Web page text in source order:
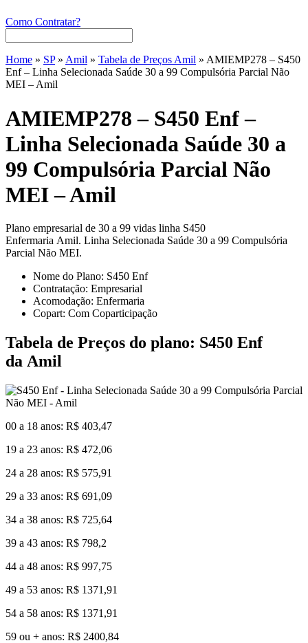
Como Contratar?
Home » SP» Amil » Tabela de Preços Amil » AMIEMP278 – S450
Enf – Linha Selecionada Saúde 30 a 99 Compulsória Parcial Não
MEI – Amil
AMIEMP278 – S450 Enf –
Linha Selecionada Saúde 30 a
99 Compulsória Parcial Não
MEI – Amil
Plano empresarial de 30 a 99 vidas linha S450
Enfermaria Amil. Linha Selecionada Saúde 30 a 99 Compulsória
Parcial Não MEI.
Nome do Plano: S450 Enf
Contratação: Empresarial
Acomodação: Enfermaria
Copart: Com Coparticipação
Tabela de Preços do plano: S450 Enf
da Amil
00 a 18 anos: R$ 403,47
19 a 23 anos: R$ 472,06
24 a 28 anos: R$ 575,91
29 a 33 anos: R$ 691,09
34 a 38 anos: R$ 725,64
39 a 43 anos: R$ 798,2
44 a 48 anos: R$ 997,75
49 a 53 anos: R$ 1371,91
54 a 58 anos: R$ 1371,91
59 ou + anos: R$ 2400,84